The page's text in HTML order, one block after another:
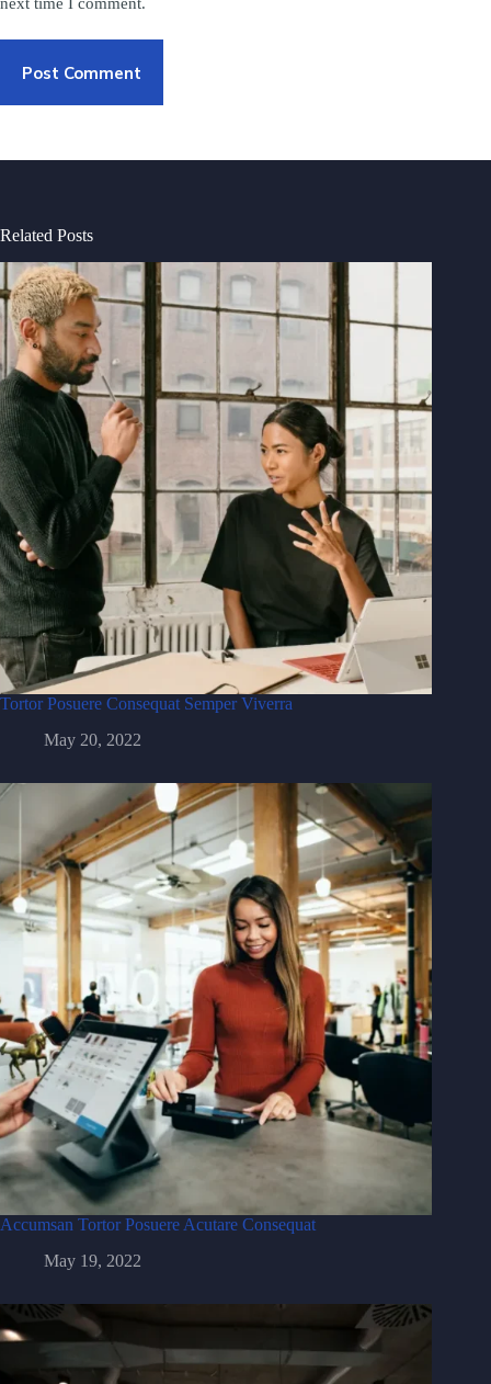
next time I comment.
Post Comment
Related Posts
Tortor Posuere Consequat Semper Viverra
May 20, 2022
Accumsan Tortor Posuere Acutare Consequat
May 19, 2022